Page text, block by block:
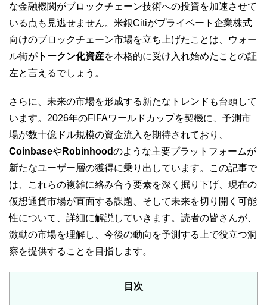
な金融機関がブロックチェーン技術への投資を加速させて
いる点も見逃せません。米銀Citiがプライベート企業株式
向けのブロックチェーン市場を立ち上げたことは、ウォー
ル街が トークン化資産を本格的に受け入れ始めたことの証
左と言えるでしょう。
さらに、未来の市場を形成する新たなトレンドも台頭して
います。2026年のFIFAワールドカップを契機に、予測市
場が数十億ドル規模の資金流入を期待されており、
CoinbaseやRobinhoodのような主要プラットフォームが
新たなユーザー層の獲得に乗り出しています。この記事で
は、これらの複雑に絡み合う要素を深く掘り下げ、現在の
仮想通貨市場が直面する課題、そして未来を切り開く可能
性について、詳細に解説していきます。読者の皆さんが、
激動の市場を理解し、今後の動向を予測する上で役立つ洞
察を提供することを目指します。
目次